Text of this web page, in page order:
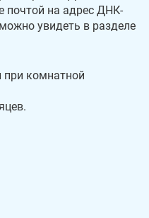
почтой на адрес ДНК-
увидеть в разделе
при комнатной